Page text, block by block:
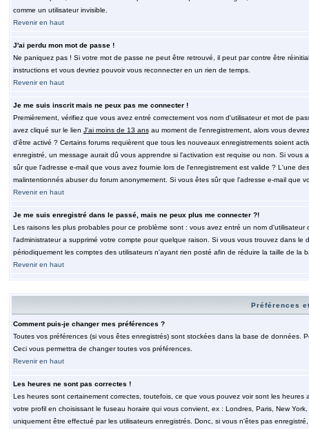
comme un utilisateur invisible.
Revenir en haut
J'ai perdu mon mot de passe !
Ne paniquez pas ! Si votre mot de passe ne peut être retrouvé, il peut par contre être
instructions et vous devriez pouvoir vous reconnecter en un rien de temps.
Revenir en haut
Je me suis inscrit mais ne peux pas me connecter !
Premièrement, vérifiez que vous avez entré correctement vos nom d'utilisateur et mot de
avez cliqué sur le lien J'ai moins de 13 ansau moment de l'enregistrement, alors vous
d'être activé ? Certains forums requièrent que tous les nouveaux enregistrements soient
enregistré, un message aurait dû vous apprendre si l'activation est requise ou non. Si
sûr que l'adresse e-mail que vous avez fournie lors de l'enregistrement est valide ? L'une
malintentionnés abuser du forum anonymement. Si vous êtes sûr que l'adresse e-mail que
Revenir en haut
Je me suis enregistré dans le passé, mais ne peux plus me connecter ?!
Les raisons les plus probables pour ce problème sont : vous avez entré un nom
l'administrateur a supprimé votre compte pour quelque raison. Si vous vous trouvez dans
périodiquement les comptes des utilisateurs n'ayant rien posté afin de réduire la taille de
Revenir en haut
Préférences
Comment puis-je changer mes préférences ?
Toutes vos préférences (si vous êtes enregistrés) sont stockées dans la base de données.
Ceci vous permettra de changer toutes vos préférences.
Revenir en haut
Les heures ne sont pas correctes !
Les heures sont certainement correctes, toutefois, ce que vous pouvez voir sont les
votre profil en choisissant le fuseau horaire qui vous convient, ex : Londres, Paris, New
uniquement être effectué par les utilisateurs enregistrés. Donc, si vous n'êtes pas